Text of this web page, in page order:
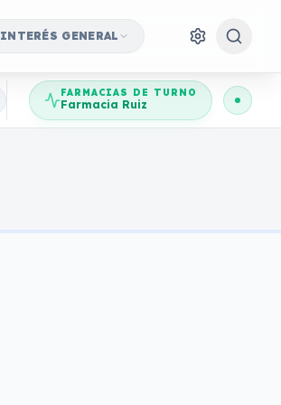
INTERÉS GENERAL
FARMACIAS DE TURNO
Farmacia Ruiz